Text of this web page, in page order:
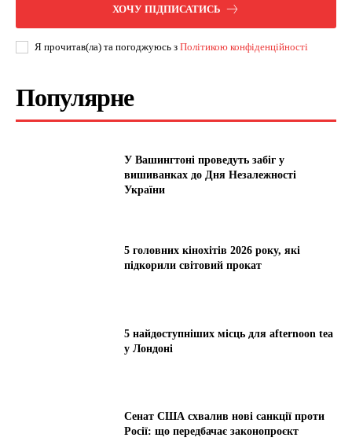
ХОЧУ ПІДПИСАТИСЬ
Я прочитав(ла) та погоджуюсь з Політикою конфіденційності
Популярне
У Вашингтоні проведуть забіг у
вишиванках до Дня Незалежності
України
5 головних кінохітів 2026 року, які
підкорили світовий прокат
5 найдоступніших місць для afternoon tea
у Лондоні
Сенат США схвалив нові санкції проти
Росії: що передбачає законопроєкт